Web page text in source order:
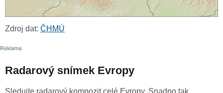
Zdroj dat: ČHMÚ
Radarový snímek Evropy
Sledujte radarový kompozit celé Evropy. Snadno tak